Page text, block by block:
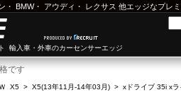
・ BMW・ アウディ ・ レクサス 他エッジなプレ
輸入車・外車のカーセンサーエッジ
です
X5 > X5(13年11月-14年03月) > xドライブ 35i xラ